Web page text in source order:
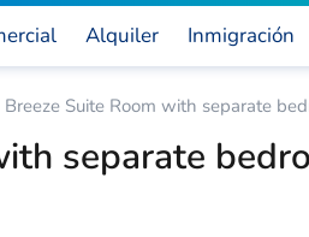
Alquiler Inmigración
Breeze Suite Room with separate
separate